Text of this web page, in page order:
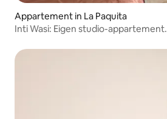
Appartement in La Paquita
Inti Wasi: Eigen studio-